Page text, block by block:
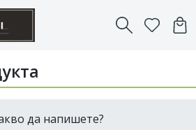
да напишете?